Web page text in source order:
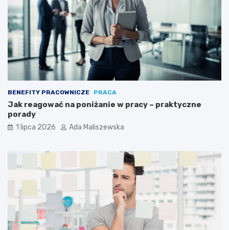
BENEFITY PRACOWNICZE PRACA
Jak reagować na poniżanie w pracy – praktyczne
porady
1 lipca 2026 Ada Maliszewska